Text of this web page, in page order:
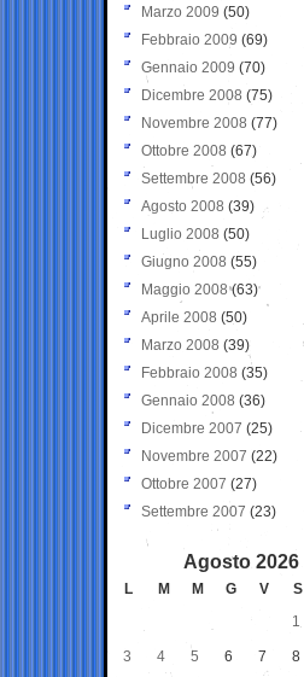
Marzo 2009 (50)
Febbraio 2009 (69)
Gennaio 2009 (70)
Dicembre 2008 (75)
Novembre 2008 (77)
Ottobre 2008 (67)
Settembre 2008 (56)
Agosto 2008 (39)
Luglio 2008 (50)
Giugno 2008 (55)
Maggio 2008(63)
Aprile 2008 (50)
Marzo 2008 (39)
Febbraio 2008 (35)
Gennaio 2008 (36)
Dicembre 2007 (25)
Novembre 2007 (22)
Ottobre 2007 (27)
Settembre 2007 (23)
Agosto 2026
L M M G V S
1
3 4 5 6 7 8